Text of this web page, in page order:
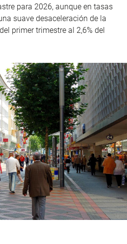
para 2026, aunque en tasas
suave desaceleración de la
primer trimestre al 2,6% del